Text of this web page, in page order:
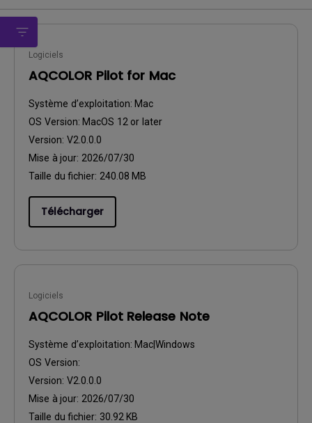
Logiciels
AQCOLOR Pilot for Mac
Système d’exploitation: Mac
OS Version: MacOS 12 or later
Version: V2.0.0.0
Mise à jour: 2026/07/30
Taille du fichier: 240.08 MB
Télécharger
Logiciels
AQCOLOR Pilot Release Note
Système d’exploitation: Mac|Windows
OS Version:
Version: V2.0.0.0
Mise à jour: 2026/07/30
Taille du fichier: 30.92 KB